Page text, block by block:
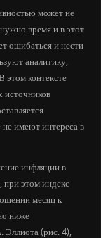
может не
время и в этот
ошибаться и нести
аналитику,
этом контексте
источников
имеют интереса в
инфляции в
этом индекс
месяц к
ниже
(рис. 4),